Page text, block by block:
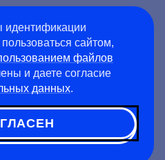
технологий МИСИС
сайтом,
файлов
и даете согласие
данных.